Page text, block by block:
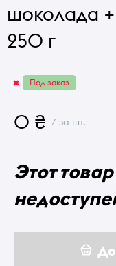
шоколада
250 г
Под заказ
0 ₴ / за шт.
Этот